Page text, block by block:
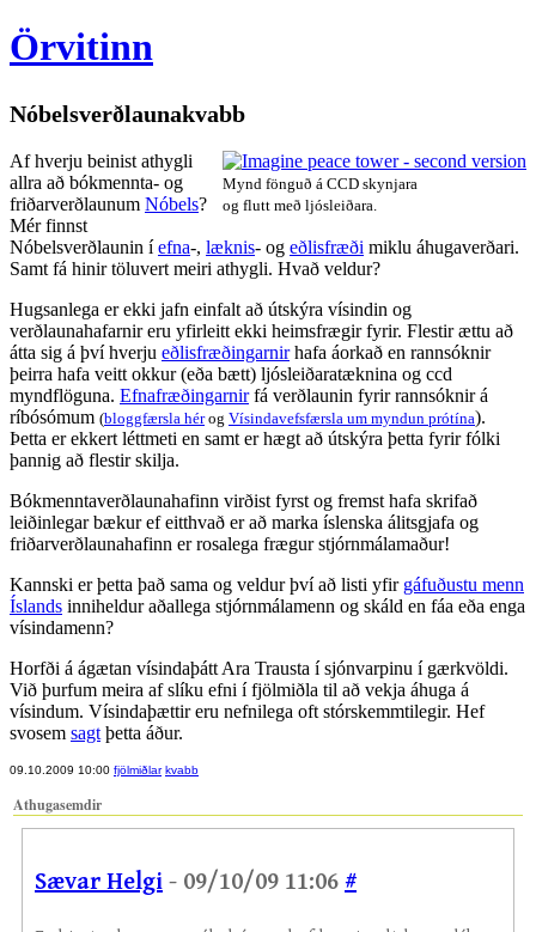
Örvitinn
Nóbelsverðlaunakvabb
Mynd fönguð á CCD skynjara
og flutt með ljósleiðara.
Af hverju beinist athygli
allra að bókmennta- og
friðarverðlaunum Nóbels?
Mér finnst
Nóbelsverðlaunin í efna-, læknis- og eðlisfræði miklu áhugaverðari.
Samt fá hinir töluvert meiri athygli. Hvað veldur?
Hugsanlega er ekki jafn einfalt að útskýra vísindin og
verðlaunahafarnir eru yfirleitt ekki heimsfrægir fyrir. Flestir ættu að
átta sig á því hverju eðlisfræðingarnirhafa áorkað en rannsóknir
þeirra hafa veitt okkur (eða bætt) ljósleiðaratæknina og ccd
myndflöguna. Efnafræðingarnirfá verðlaunin fyrir rannsóknir á
ríbósómum (bloggfærsla hérog Vísindavefsfærsla um myndun prótína).
Þetta er ekkert léttmeti en samt er hægt að útskýra þetta fyrir fólki
þannig að flestir skilja.
Bókmenntaverðlaunahafinn virðist fyrst og fremst hafa skrifað
leiðinlegar bækur ef eitthvað er að marka íslenska álitsgjafa og
friðarverðlaunahafinn er rosalega frægur stjórnmálamaður!
Kannski er þetta það sama og veldur því að listi yfir gáfuðustu menn
Íslands inniheldur aðallega stjórnmálamenn og skáld en fáa eða enga
vísindamenn?
Horfði á ágætan vísindaþátt Ara Trausta í sjónvarpinu í gærkvöldi.
Við þurfum meira af slíku efni í fjölmiðla til að vekja áhuga á
vísindum. Vísindaþættir eru nefnilega oft stórskemmtilegir. Hef
svosem sagtþetta áður.
09.10.2009 10:00 fjölmiðlar kvabb
Athugasemdir
Sævar Helgi - 09/10/09 11:06 #